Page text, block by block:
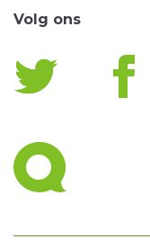
Volg ons